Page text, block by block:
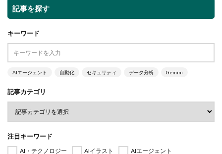
記事を探す
キーワード
AIエージェント 自動化 セキュリティ データ分析 Gemini
記事カテゴリ
注目キーワード
AI・テクノロジー AIイラスト
AIエージェント